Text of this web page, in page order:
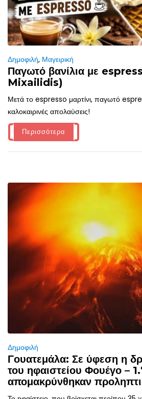
Δημοφιλή, Μαγειρική
Παγωτό βανίλια με
Mixailidis)
Μετά το espresso μαρτίνι, παγωτό
καλοκαιρινές απολαύσεις!
Περισσότερα
Δημοφιλή
Γουατεμάλα: Σε ύφεση η
του ηφαιστείου Φουέγο –
απομακρύνθηκαν